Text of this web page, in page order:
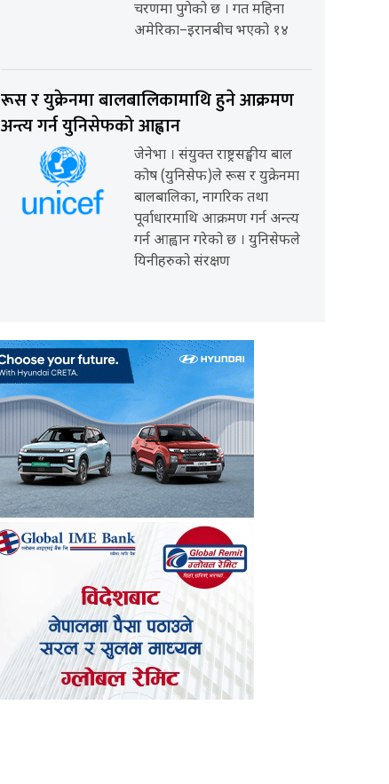
चरणमा पुगेको छ । गत महिना
अमेरिका–इरानबीच भएको १४
रूस र युक्रेनमा बालबालिकामाथि हुने आक्रमण
अन्त्य गर्न युनिसेफको आह्वान
जेनेभा । संयुक्त राष्ट्रसङ्घीय बाल
कोष (युनिसेफ)ले रूस र युक्रेनमा
बालबालिका, नागरिक तथा
पूर्वाधारमाथि आक्रमण गर्न अन्त्य
गर्न आह्वान गरेको छ । युनिसेफले
यिनीहरुको संरक्षण